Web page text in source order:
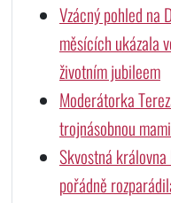
Vzácný pohled na
měsících ukázala
životním jubileem
Moderátorka
trojnásobnou
Skvostná
pořádně